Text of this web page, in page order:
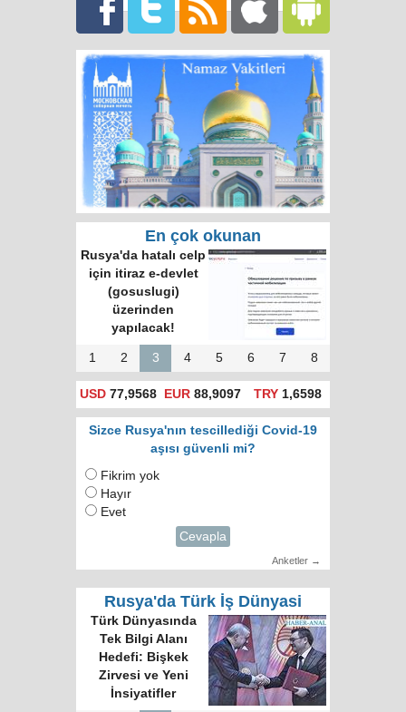
En çok okunan
Rusya'da hatalı celp
için itiraz e-devlet
(gosuslugi)
üzerinden
yapılacak!
1 2 3 4 5 6 7 8
USD 77,9568 EUR 88,9097 TRY1,6598
Sizce Rusya'nın tescillediği Covid-19
aşısı güvenli mi?
Fikrim yok
Hayır
Evet
Cevapla
Anketler →
Rusya'da Türk İş Dünyasi
Türk Dünyasında
Tek Bilgi Alanı
Hedefi: Bişkek
Zirvesi ve Yeni
İnsiyatifler